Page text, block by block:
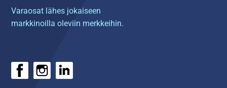
Varaosat lähes jokaiseen
markkinoilla oleviin merkkeihin.